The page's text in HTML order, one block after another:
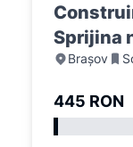
Sprijina
Brașov
445 RON